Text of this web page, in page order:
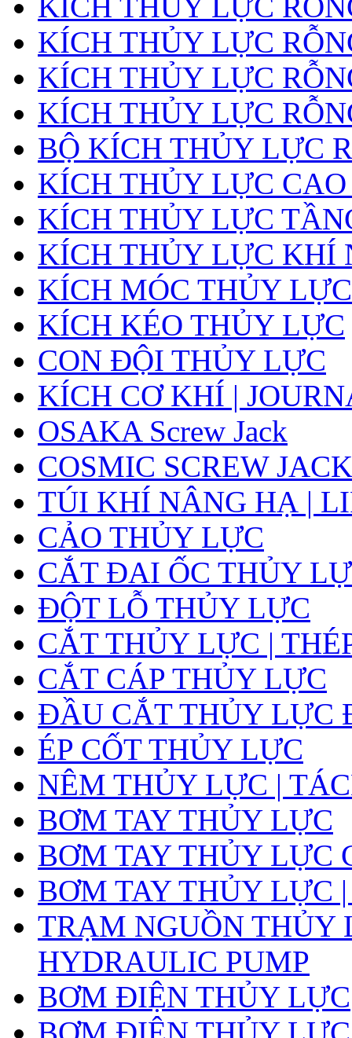
KÍCH THỦY LỰC
KÍCH THỦY LỰC
KÍCH THỦY LỰC
KÍCH THỦY LỰC
BỘ KÍCH THỦY LỰC
KÍCH THỦY LỰC
KÍCH THỦY LỰC
KÍCH THỦY LỰC KHÍ
KÍCH MÓC THỦY LỰC
KÍCH KÉO THỦY LỰC
CON ĐỘI THỦY LỰC
KÍCH CƠ KHÍ |
OSAKA Screw Jack
COSMIC SCREW JACK
TÚI KHÍ NÂNG HẠ |
CẢO THỦY LỰC
CẮT ĐAI ỐC THỦY
ĐỘT LỖ THỦY LỰC
CẮT THỦY LỰC |
CẮT CÁP THỦY LỰC
ĐẦU CẮT THỦY LỰC
ÉP CỐT THỦY LỰC
NÊM THỦY LỰC |
BƠM TAY THỦY LỰC
BƠM TAY THỦY LỰC
BƠM TAY THỦY LỰC
TRẠM NGUỒN THỦY
HYDRAULIC PUMP
BƠM ĐIỆN THỦY LỰC